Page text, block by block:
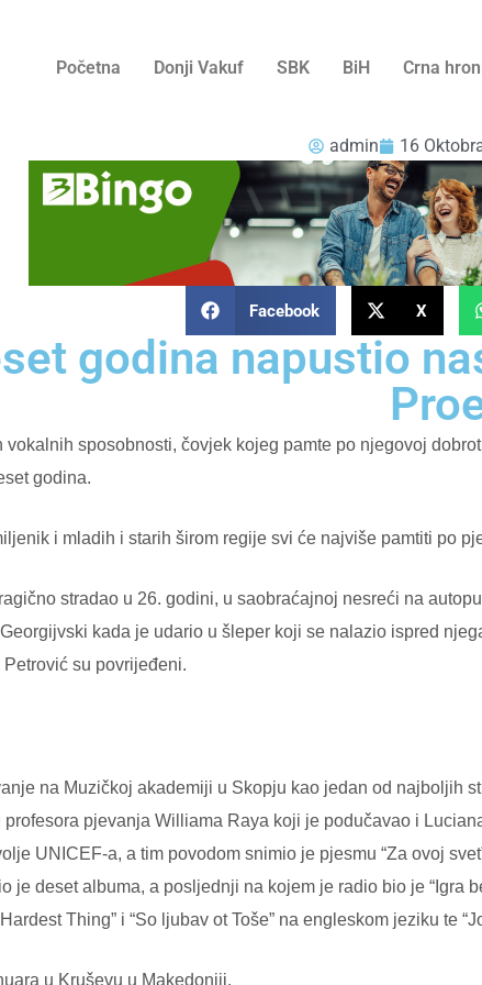
Početna Donji Vakuf SBK BiH Crna
admin 16
Facebook X
godina napustio
vokalnih sposobnosti, čovjek kojeg pamte po njegovoj
godina.
i mladih i starih širom regije svi će najviše pamtiti po
stradao u 26. godini, u saobraćajnoj nesreći na
kada je udario u šleper koji se nalazio ispred
su povrijeđeni.
na Muzičkoj akademiji u Skopju kao jedan od najboljih
profesora pjevanja Williama Raya koji je podučavao i
UNICEF-a, a tim povodom snimio je pjesmu “Za ovoj
je deset albuma, a posljednji na kojem je radio bio je
Thing” i “So ljubav ot Toše” na engleskom jeziku te
u Kruševu u Makedoniji.